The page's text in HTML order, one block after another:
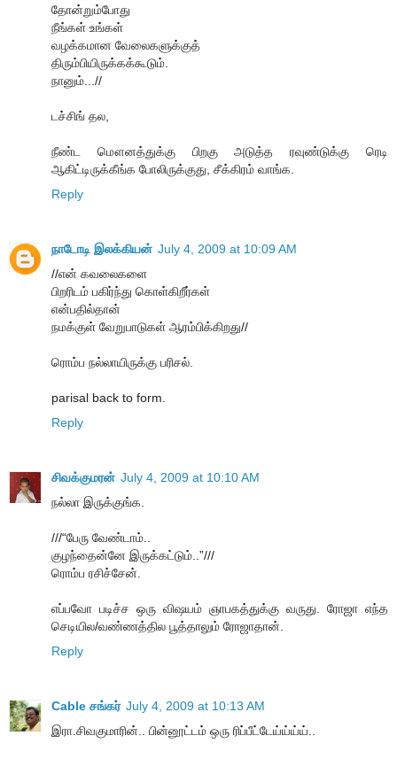
தோன்றும்போது
நீங்கள் உங்கள்
வழக்கமான வேலைகளுக்குத்
திரும்பியிருக்கக்கூடும்.
நானும்...//
டச்சிங் தல,
நீண்ட மௌனத்துக்கு பிறகு அடுத்த ரவுண்டுக்கு ரெடி
ஆகிட்டிருக்கீங்க போலிருக்குது, சீக்கிரம் வாங்க.
Reply
நாடோடி இலக்கியன் July 4, 2009 at 10:09 AM
//என் கவலைகளை
பிறரிடம் பகிர்ந்து கொள்கிறீர்கள்
என்பதில்தான்
நமக்குள் வேறுபாடுகள் ஆரம்பிக்கிறது//
ரொம்ப நல்லாயிருக்கு பரிசல்.
parisal back to form.
Reply
சிவக்குமரன் July 4, 2009 at 10:10 AM
நல்லா இருக்குங்க.
///“பேரு வேண்டாம்..
குழந்தைன்னே இருக்கட்டும்..”///
ரொம்ப ரசிச்சேன்.
எப்பவோ படிச்ச ஒரு விஷயம் ஞாபகத்துக்கு வருது. ரோஜா எந்த
செடியில/வண்ணத்தில பூத்தாலும் ரோஜாதான்.
Reply
Cable சங்கர் July 4, 2009 at 10:13 AM
இரா.சிவகுமாரின்.. பின்னூட்டம் ஒரு ரிப்பீட்டேய்ய்ய்ய்..